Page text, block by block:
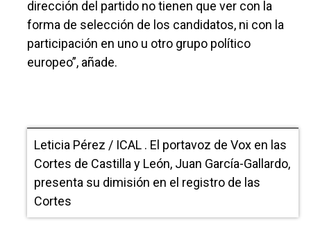
dirección del partido no tienen que ver con la
forma de selección de los candidatos, ni con la
participación en uno u otro grupo político
europeo”, añade.
Leticia Pérez / ICAL . El portavoz de Vox en las
Cortes de Castilla y León, Juan García-Gallardo,
presenta su dimisión en el registro de las
Cortes